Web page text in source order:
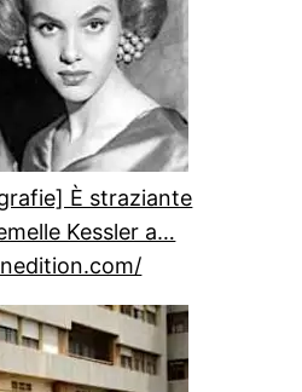
È straziante
Kessler a…